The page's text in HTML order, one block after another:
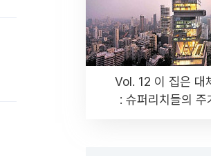
Vol. 12 이 집은 대
: 슈퍼리치들의